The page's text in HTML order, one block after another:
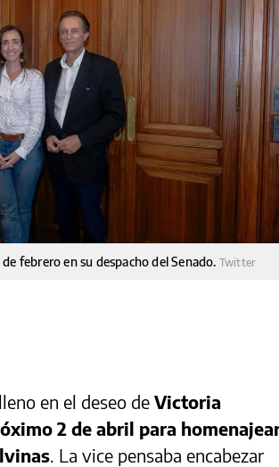
febrero en su despacho del Senado. Twitter
en el deseo deVictoria
2 de abril para
. La vice pensaba encabezar